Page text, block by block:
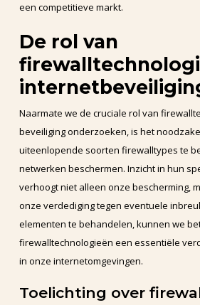
een competitieve markt.
De rol van
Naarmate we de cruciale rol van
beveiliging onderzoeken, is het
uiteenlopende soorten firewalltypes te
netwerken beschermen. Inzicht in hun
verhoogt niet alleen onze bescherming,
onze verdediging tegen eventuele
elementen te behandelen, kunnen we
firewalltechnologieën een essentiële
in onze internetomgevingen.
Toelichting over